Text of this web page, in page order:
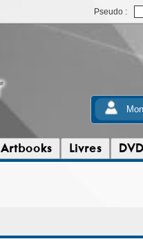
Pseudo :
Artbooks Livres DVD